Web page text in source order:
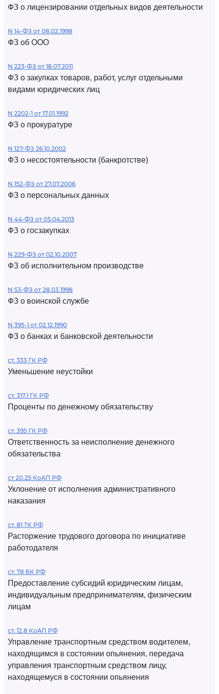
ФЗ о лицензировании отдельных видов деятельности
N 14-ФЗ от 08.02.1998
ФЗ об ООО
N 223-ФЗ от 18.07.2011
ФЗ о закупках товаров, работ, услуг отдельными
видами юридических лиц
N 2202-1 от 17.01.1992
ФЗ о прокуратуре
N 127-ФЗ 26.10.2002
ФЗ о несостоятельности (банкротстве)
N 152-ФЗ от 27.07.2006
ФЗ о персональных данных
N 44-ФЗ от 05.04.2013
ФЗ о госзакупках
N 229-ФЗ от 02.10.2007
ФЗ об исполнительном производстве
N 53-ФЗ от 28.03.1998
ФЗ о воинской службе
N 395-1 от 02.12.1990
ФЗ о банках и банковской деятельности
ст. 333 ГК РФ
Уменьшение неустойки
ст. 317.1 ГК РФ
Проценты по денежному обязательству
ст. 395 ГК РФ
Ответственность за неисполнение денежного
обязательства
ст 20.25 КоАП РФ
Уклонение от исполнения административного
наказания
ст. 81 ТК РФ
Расторжение трудового договора по инициативе
работодателя
ст. 78 БК РФ
Предоставление субсидий юридическим лицам,
индивидуальным предпринимателям, физическим
лицам
ст. 12.8 КоАП РФ
Управление транспортным средством водителем,
находящимся в состоянии опьянения, передача
управления транспортным средством лицу,
находящемуся в состоянии опьянения